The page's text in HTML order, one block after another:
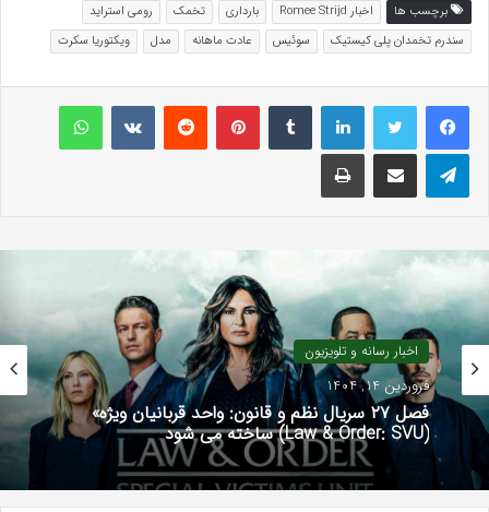
برچسب ها اخبار Romee Strijd بارداری تخمک
رومی استراید
سندرم تخمدان پلی کیستیک
سوئیس عادت ماهانه مدل ویکتوریا سکرت
لینکداینتامبلر پینتریستReddit
VKontakteواتس آپ
تلگرام اشتراک گذاری با ایمیل چاپ
اخبار رسانه و تلویزیون
فروردین 14, 1404
فصل ۲۷ سریال نظم و قانون: واحد قربانیان ویژه»
(Law & Order: SVU) ساخته می شود